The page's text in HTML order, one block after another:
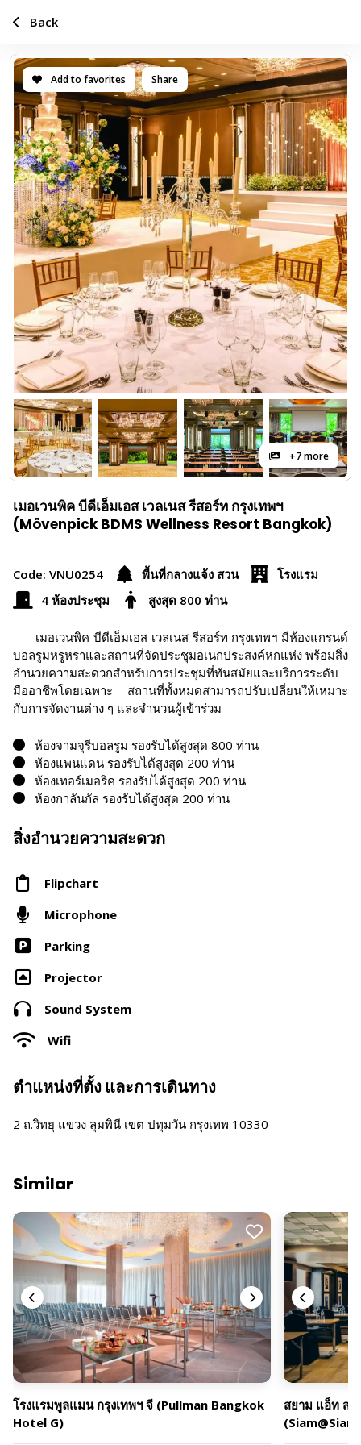
Add to favorites Share
+7 more
เมอเวนพิค บีดีเอ็มเอส เวลเนส รีสอร์ท กรุงเทพฯ
(Mövenpick BDMS Wellness Resort Bangkok)
Code: VNU0254 พื้นที่กลางแจ้ง สวน
โรงแรม
4 ห้องประชุม
สูงสุด 800 ท่าน
เมอเวนพิค บีดีเอ็มเอส เวลเนส รีสอร์ท กรุงเทพฯ มีห้องแกรนด์
บอลรูมหรูหราและสถานที่จัดประชุมอเนกประสงค์หกแห่ง พร้อมสิ่ง
อำนวยความสะดวกสำหรับการประชุมที่ทันสมัยและบริการระดับ
มืออาชีพโดยเฉพาะ สถานที่ทั้งหมดสามารถปรับเปลี่ยนให้เหมาะ
กับการจัดงานต่าง ๆ และจำนวนผู้เข้าร่วม
ห้องจามจุรีบอลรูม รองรับได้สูงสุด 800 ท่าน
ห้องแพนแดน รองรับได้สูงสุด 200 ท่าน
ห้องเทอร์เมอริค รองรับได้สูงสุด 200 ท่าน
ห้องกาลันกัล รองรับได้สูงสุด 200 ท่าน
สิ่งอำนวยความสะดวก
Flipchart
Microphone
Parking
Projector
Sound System
Wifi
ตำแหน่งที่ตั้ง และการเดินทาง
2 ถ.วิทยุ แขวง ลุมพินี เขต ปทุมวัน กรุงเทพ 10330
Back
Similar
โรงแรมพูลแมน กรุงเทพฯ จี (Pullman Bangkok
Hotel G)
สยาม แอ็ท สย